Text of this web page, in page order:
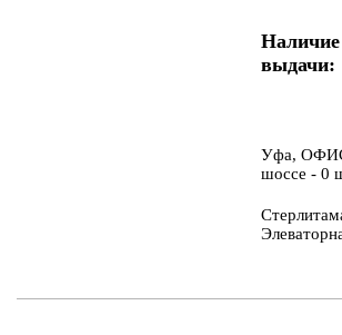
выдачи:
Уфа, ОФИС
шоссе - 0